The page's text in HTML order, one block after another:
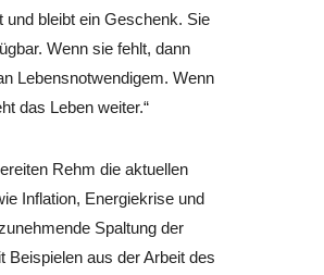
und bleibt ein Geschenk. Sie
Wenn sie fehlt, dann
Lebens­not­wen­di­gem. Wenn
das Leben weiter.“
Rehm die aktu­el­len
Infla­tion, Ener­gie­krise und
Spaltung der
Bei­spie­len aus der Arbeit des